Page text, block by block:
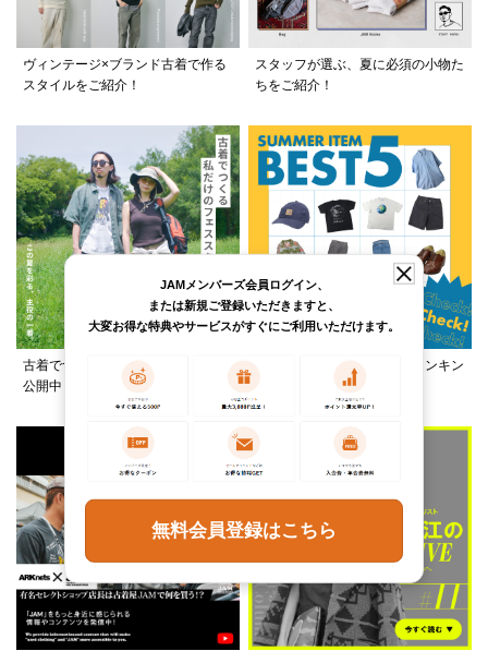
ヴィンテージ×ブランド古着で作る
スタイルをご紹介！
スタッフが選ぶ、夏に必須の小物た
ちをご紹介！
古着でつくる、夏フェススタイルを
公開中！
この夏何着る？カテゴリ別ランキン
JAMメンバーズ会員ログイン、
または新規ご登録いただきますと、
大変お得な特典やサービスがすぐにご利用いただけます。
無料会員登録はこちら